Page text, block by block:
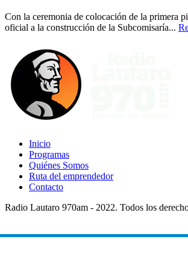
Con la ceremonia de colocación de la primera
oficial a la construcción de la Subcomisaría...
Inicio
Programas
Quiénes Somos
Ruta del emprendedor
Contacto
Radio Lautaro 970am - 2022. Todos los